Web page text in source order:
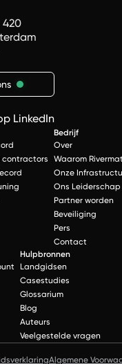
420
LinkedIn
contractors
Bedrijf
Over
Waarom
Onze
Ons Leiderschap
Partner worden
Beveiliging
Pers
Contact
Hulpbronnen
Landgidsen
Casestudies
Glossarium
Blog
Auteurs
Veelgestelde vragen
Algemene